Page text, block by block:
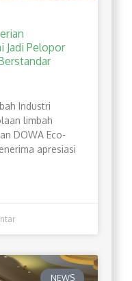
Jadi Pelopor
Industri
limbah
DOWA Eco-
apresiasi
NEWS